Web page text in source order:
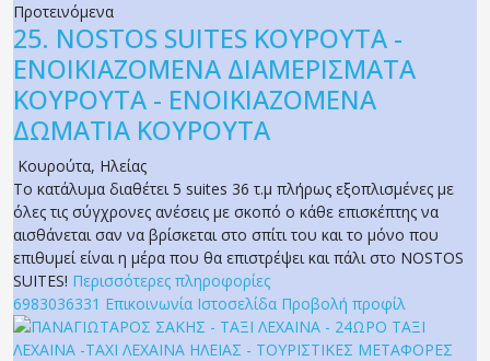
Προτεινόμενα
25. NOSTOS SUITES ΚΟΥΡΟΥΤΑ -
ΕΝΟΙΚΙΑΖΟΜΕΝΑ ΔΙΑΜΕΡΙΣΜΑΤΑ
ΚΟΥΡΟΥΤΑ - ΕΝΟΙΚΙΑΖΟΜΕΝΑ
ΔΩΜΑΤΙΑ ΚΟΥΡΟΥΤΑ
Κουρούτα, Ηλείας
Το κατάλυμα διαθέτει 5 suites 36 τ.μ πλήρως εξοπλισμένες με
όλες τις σύγχρονες ανέσεις με σκοπό ο κάθε επισκέπτης να
αισθάνεται σαν να βρίσκεται στο σπίτι του και το μόνο που
επιθυμεί είναι η μέρα που θα επιστρέψει και πάλι στο NOSTOS
SUITES! Περισσότερες πληροφορίες
6983036331 Επικοινωνία Ιστοσελίδα Προβολή προφίλ